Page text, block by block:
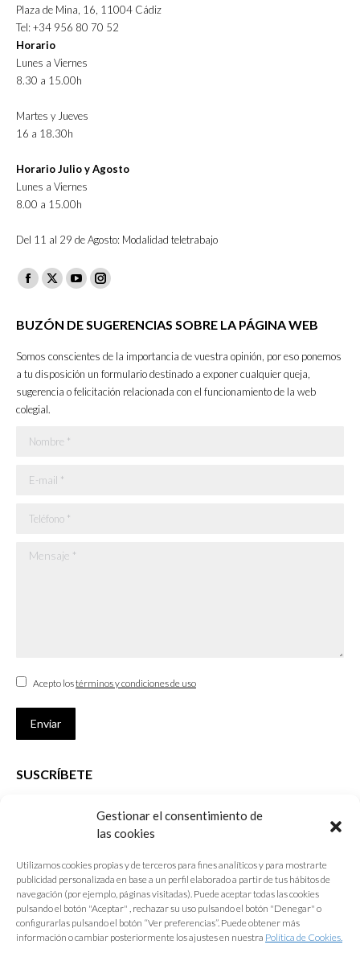
Gestionar el consentimiento de
las cookies
Utilizamos cookies propias y de terceros para fines analíticos y para mostrarte
publicidad personalizada en base a un perfil elaborado a partir de tus hábitos de
navegación (por ejemplo, páginas visitadas). Puede aceptar todas las cookies
pulsando el botón "Aceptar" , rechazar su uso pulsando el botón "Denegar" o
configurarlas pulsando el botón “Ver preferencias”. Puede obtener más
información o cambiar posteriormente los ajustes en nuestra Política de Cookies.
Plaza de Mina, 16, 11004 Cádiz
Tel: +34 956 80 70 52
Horario
Lunes a Viernes
8.30 a 15.00h
Martes y Jueves
16 a 18.30h
Horario Julio y Agosto
Lunes a Viernes
8.00 a 15.00h
Del 11 al 29 de Agosto: Modalidad teletrabajo
Facebook
opens
new
window
X
opens
new
window
YouTube
opens
new
window
Instagram
opens
in
new
window
BUZÓN DE SUGERENCIAS SOBRE LA PÁGINA WEB
Somos conscientes de la importancia de vuestra opinión, por eso ponemos
a tu disposición un formulario destinado a exponer cualquier queja,
sugerencia o felicitación relacionada con el funcionamiento de la web
colegial.
Nombre *
E-mail *
Teléfono *
Mensaje *
Acepto lostérminos y condiciones de uso
Enviar
SUSCRÍBETE
que desarrolla el Colegio de Arquitectos de Cádiz
E-mail *
Acepto lostérminos y condiciones de uso